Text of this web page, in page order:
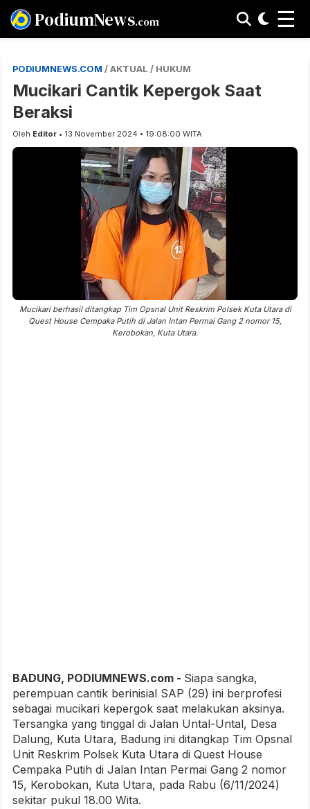
PodiumNews.com ☰
PODIUMNEWS.COM / AKTUAL / HUKUM
Mucikari Cantik Kepergok Saat
Beraksi
Oleh Editor • 13 November 2024 • 19:08:00 WITA
Mucikari berhasil ditangkap Tim Opsnal Unit Reskrim Polsek Kuta Utara di
Quest House Cempaka Putih di Jalan Intan Permai Gang 2 nomor 15,
Kerobokan, Kuta Utara.
BADUNG, PODIUMNEWS.com - Siapa sangka,
perempuan cantik berinisial SAP (29) ini berprofesi
sebagai mucikari kepergok saat melakukan aksinya.
Tersangka yang tinggal di Jalan Untal-Untal, Desa
Dalung, Kuta Utara, Badung ini ditangkap Tim Opsnal
Unit Reskrim Polsek Kuta Utara di Quest House
Cempaka Putih di Jalan Intan Permai Gang 2 nomor
15, Kerobokan, Kuta Utara, pada Rabu (6/11/2024)
sekitar pukul 18.00 Wita.